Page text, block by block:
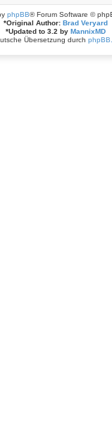
phpBB® Forum Software ©
*Original Author: Brad Veryard
*Updated to 3.2 by MannixMD
Übersetzung durch